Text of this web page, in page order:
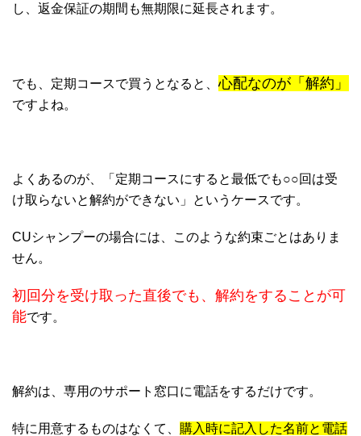
し、返金保証の期間も無期限に延長されます。
でも、定期コースで買うとなると、心配なのが「解約」
ですよね。
よくあるのが、「定期コースにすると最低でも○○回は受
け取らないと解約ができない」というケースです。
CUシャンプーの場合には、このような約束ごとはありま
せん。
初回分を受け取った直後でも、解約をすることが可
能です。
解約は、専用のサポート窓口に電話をするだけです。
特に用意するものはなくて、 購入時に記入した名前と電話